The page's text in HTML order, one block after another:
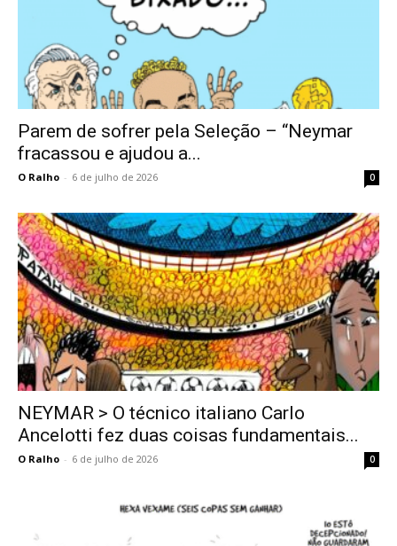
Parem de sofrer pela Seleção – “Neymar
fracassou e ajudou a...
O Ralho - 6 de julho de 2026 0
NEYMAR > O técnico italiano Carlo
Ancelotti fez duas coisas fundamentais...
O Ralho - 6 de julho de 2026 0